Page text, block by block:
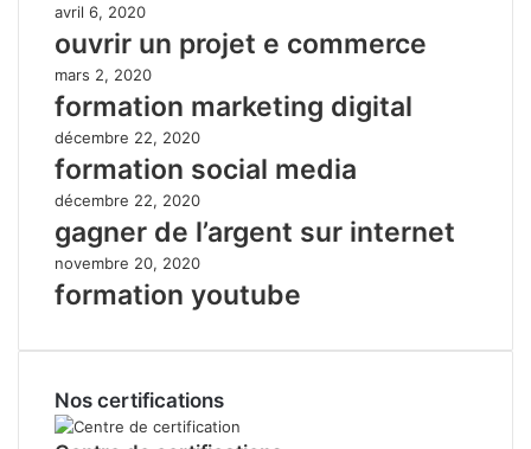
avril 6, 2020
ouvrir un projet e commerce
mars 2, 2020
formation marketing digital
décembre 22, 2020
formation social media
décembre 22, 2020
gagner de l’argent sur internet
novembre 20, 2020
formation youtube
Nos certifications